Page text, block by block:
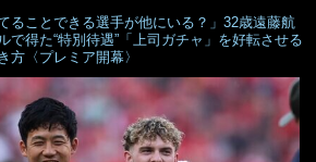
ることできる選手が他にいる？」32歳遠藤航
で得た“特別待遇”「上司ガチャ」を好転させる
方〈プレミア開幕〉